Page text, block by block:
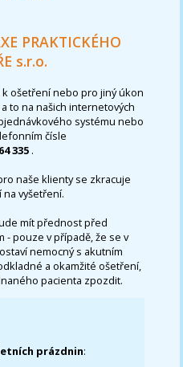
PRAKTICKÉHO
s.r.o.
ošetření nebo pro jiný úkon
to na našich internetových
systému nebo
čísle
335 .
naše klienty se zkracuje
vyšetření.
mít přednost před
pouze v případě, že se v
nemocný s akutním
a okamžité ošetření,
pacienta zpozdit.
prázdnin: